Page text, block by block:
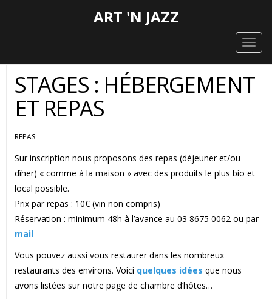
ART 'N JAZZ
STAGES : HÉBERGEMENT
ET REPAS
REPAS
Sur inscription nous proposons des repas (déjeuner et/ou
dîner) « comme à la maison » avec des produits le plus bio et
local possible.
Prix par repas : 10€ (vin non compris)
Réservation : minimum 48h à l’avance au 03 8675 0062 ou par
mail
Vous pouvez aussi vous restaurer dans les nombreux
restaurants des environs. Voici quelques idées que nous
avons listées sur notre page de chambre d’hôtes…